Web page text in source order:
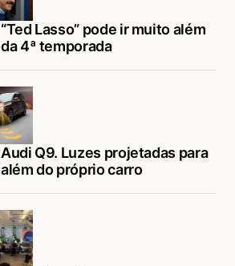
“Ted Lasso” pode ir muito além
da 4ª temporada
Audi Q9. Luzes projetadas para
além do próprio carro